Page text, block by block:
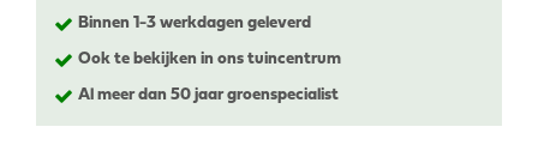
Binnen 1-3 werkdagen geleverd
Ook te bekijken in ons tuincentrum
Al meer dan 50 jaar groenspecialist